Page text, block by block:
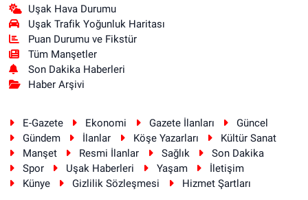
Uşak Hava Durumu
Uşak Trafik Yoğunluk Haritası
Puan Durumu ve Fikstür
Tüm Manşetler
Son Dakika Haberleri
Haber Arşivi
E-Gazete Ekonomi Gazete İlanları
Güncel
Gündem
İlanlar Köşe Yazarları
Kültür Sanat
Manşet
Resmi İlanlar Sağlık
Son Dakika
Spor
Uşak Haberleri Yaşam
İletişim
Künye
Gizlilik Sözleşmesi Hizmet Şartları